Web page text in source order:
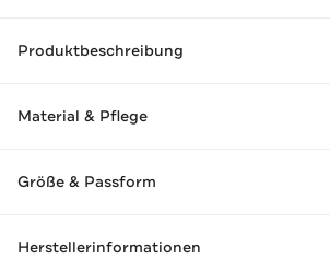
Produktbeschreibung
Material & Pflege
Größe & Passform
Herstellerinformationen